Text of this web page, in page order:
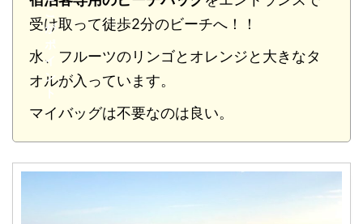
こ
が
ポ
イ
ン
ト
受け取って徒歩2分のビーチへ！！
水、フルーツのリンゴとオレンジと大きなタ
オルが入っています。
マイバッグは不要なのは良い。